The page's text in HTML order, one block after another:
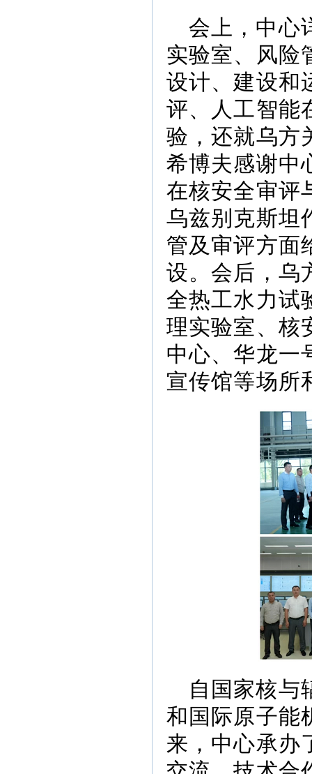
会上，中心
实验室、风险
设计、建设和
评、人工智能
验，还就乌方
希博夫感谢中
在核安全审评
乌兹别克斯坦
管及审评方面
设。会后，乌
全热工水力试
理实验室、核
中心、华龙一
宣传馆等场所
自国家核与
和国际原子能
来，中心承办